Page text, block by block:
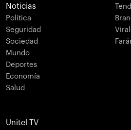
Noticias
Política
Seguridad
Sociedad
Mundo
Deportes
Economía
Salud
Unitel TV